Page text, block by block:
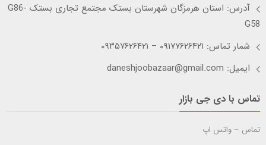
آدرس: استان هرمزگان شهرستان بستک مجتمع تجاری بستک G86-
G58
شمار تماس: ۰۹۱۷۷۶۲۶۴۲۱ – ۰۹۳۵۷۶۲۶۴۲۱
ایمیل: daneshjoobazaar@gmail.com
تماس با دی جی بازار
تماس – واتس اپ